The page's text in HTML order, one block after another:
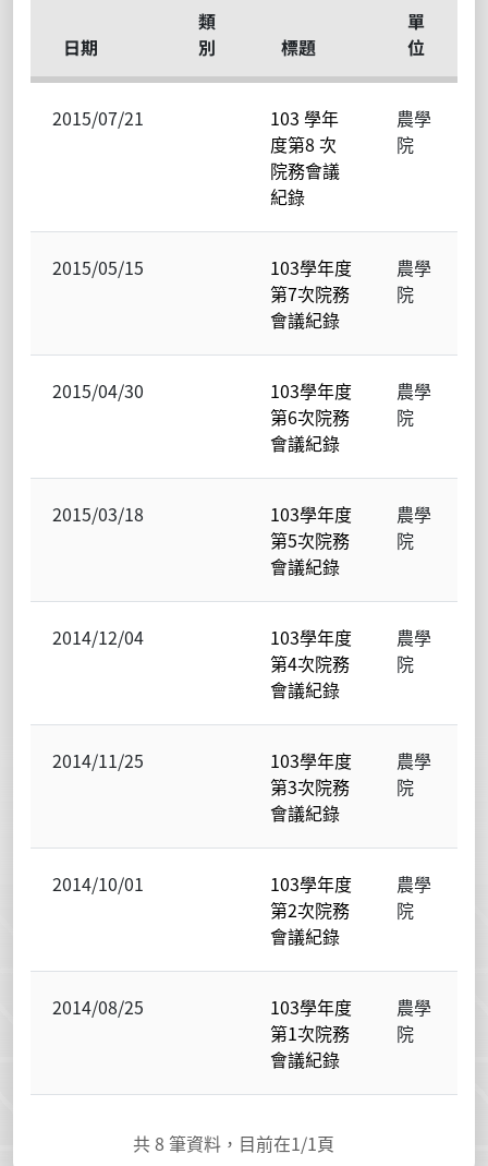
日期
類
別
標題
單
位
2015/07/21
103 學年
度第8 次
院務會議
紀錄
農學
院
2015/05/15
103學年度
第7次院務
會議紀錄
農學
院
2015/04/30
103學年度
第6次院務
會議紀錄
農學
院
2015/03/18
103學年度
第5次院務
會議紀錄
農學
院
2014/12/04
103學年度
第4次院務
會議紀錄
農學
院
2014/11/25
103學年度
第3次院務
會議紀錄
農學
院
2014/10/01
103學年度
第2次院務
會議紀錄
農學
院
2014/08/25
103學年度
第1次院務
會議紀錄
農學
院
共8 筆資料，目前在1/1頁